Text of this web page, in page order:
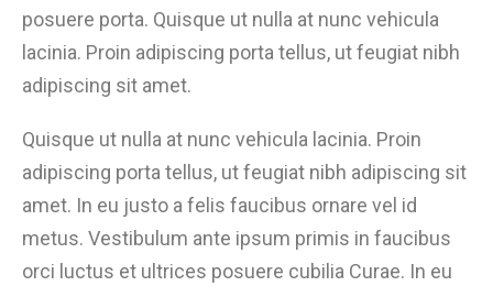
posuere porta. Quisque ut nulla at nunc vehicula
lacinia. Proin adipiscing porta tellus, ut feugiat nibh
adipiscing sit amet.
Quisque ut nulla at nunc vehicula lacinia. Proin
adipiscing porta tellus, ut feugiat nibh adipiscing sit
amet. In eu justo a felis faucibus ornare vel id
metus. Vestibulum ante ipsum primis in faucibus
orci luctus et ultrices posuere cubilia Curae. In eu